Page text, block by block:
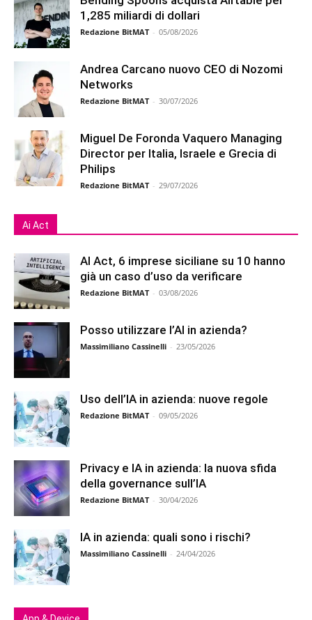
1,285 miliardi di dollari
Redazione BitMAT - 05/08/2026
Andrea Carcano nuovo CEO di Nozomi
Networks
Redazione BitMAT - 30/07/2026
Miguel De Foronda Vaquero Managing
Director per Italia, Israele e Grecia di
Philips
Redazione BitMAT - 29/07/2026
Ai Act
AI Act, 6 imprese siciliane su 10 hanno
già un caso d’uso da verificare
Redazione BitMAT - 03/08/2026
Posso utilizzare l’AI in azienda?
Massimiliano Cassinelli - 23/05/2026
Uso dell’IA in azienda: nuove regole
Redazione BitMAT - 09/05/2026
Privacy e IA in azienda: la nuova sfida
della governance sull’IA
Redazione BitMAT - 30/04/2026
IA in azienda: quali sono i rischi?
Massimiliano Cassinelli - 24/04/2026